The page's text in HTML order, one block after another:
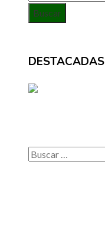
DESTACADAS
Buscar: